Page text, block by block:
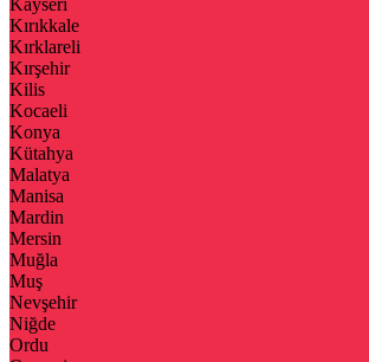
Kayseri
Kırıkkale
Kırklareli
Kırşehir
Kilis
Kocaeli
Konya
Kütahya
Malatya
Manisa
Mardin
Mersin
Muğla
Muş
Nevşehir
Niğde
Ordu